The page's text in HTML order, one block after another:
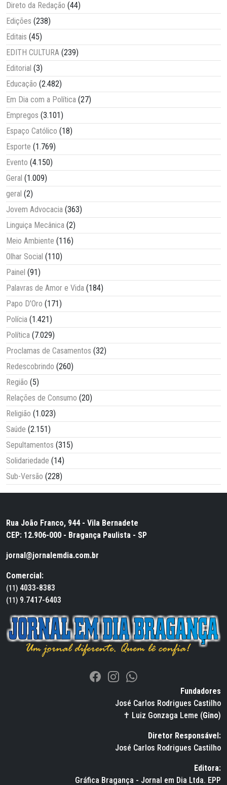
Direto da Redação (44)
Edições (238)
Editais (45)
EDITH CULTURA (239)
Editorial (3)
Educação (2.482)
Em Dia com a Política (27)
Empregos (3.101)
Espaço Católico (18)
Esporte (1.769)
Evento (4.150)
Geral (1.009)
geral (2)
Jovem Advocacia (363)
Linguiça Mecânica (2)
Meio Ambiente (116)
Olhar Social (110)
Painel (91)
Palavras de Amor e Vida (184)
Papo D'Oro (171)
Polícia (1.421)
Política (7.029)
Proclamas de Casamentos (32)
Redescobrindo (260)
Região (5)
Relações de Consumo (20)
Religião (1.023)
Saúde (2.151)
Sepultamentos (315)
Solidariedade (14)
Sub-Versão (228)
Rua João Franco, 944 - Vila Bernadete
CEP: 12.906-000 - Bragança Paulista - SP
jornal@jornalemdia.com.br
Comercial:
(11) 4033-8383
(11) 9.7417-6403
Fundadores
José Carlos Rodrigues Castilho
✝ Luiz Gonzaga Leme (Gino)
Diretor Responsável:
José Carlos Rodrigues Castilho
Editora:
Gráfica Bragança - Jornal em Dia Ltda. EPP